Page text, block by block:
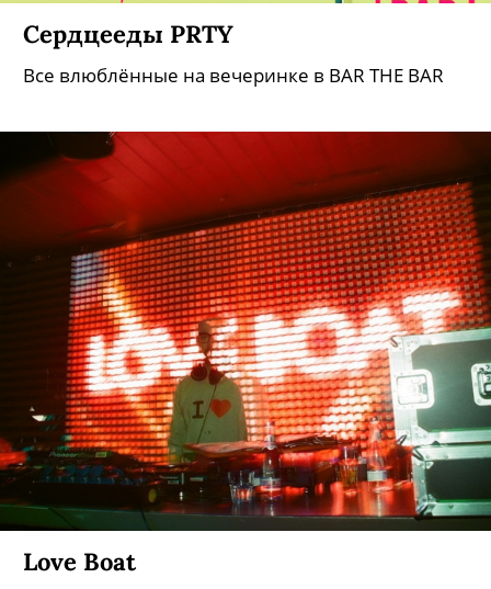
Сердцееды PRTY
Все влюблённые на вечеринке в BAR THE BAR
Love Boat